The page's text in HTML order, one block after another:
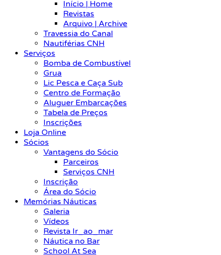
Início | Home
Revistas
Arquivo | Archive
Travessia do Canal
Nautiférias CNH
Serviços
Bomba de Combustível
Grua
Lic Pesca e Caça Sub
Centro de Formação
Aluguer Embarcações
Tabela de Preços
Inscrições
Loja Online
Sócios
Vantagens do Sócio
Parceiros
Serviços CNH
Inscrição
Área do Sócio
Memórias Náuticas
Galeria
Vídeos
Revista Ir_ao_mar
Náutica no Bar
School At Sea